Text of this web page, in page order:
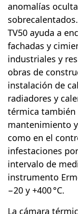
anomalías
TV50 ayuda a
fachadas y
industriales y
obras de
instalación de
radiadores y
térmica también
mantenimiento
como en el
infestaciones
intervalo de
instrumento
−20 y +400 °C.
La cámara